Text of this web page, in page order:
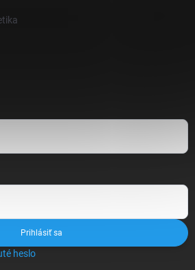
Prihlásiť sa
heslo